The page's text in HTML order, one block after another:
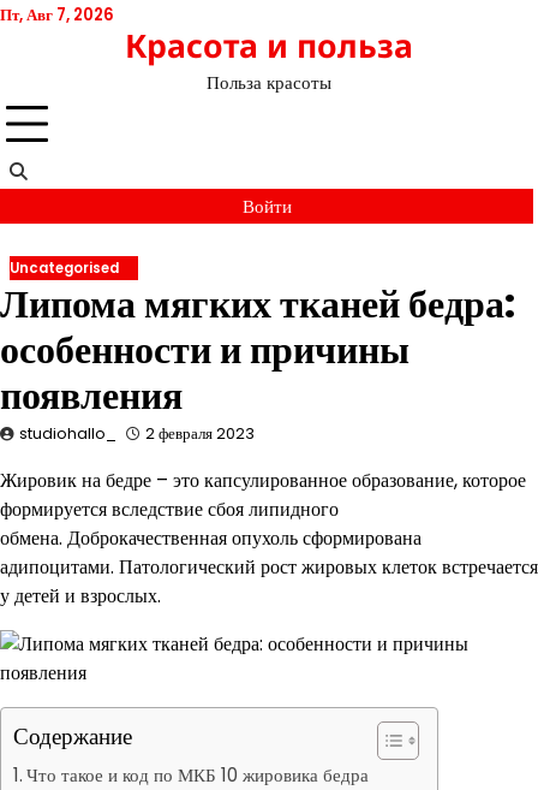
Перейти
Пт, Авг 7, 2026
Красота и польза
Польза красоты
Войти
Uncategorised
Липома мягких тканей бедра:
особенности и причины
появления
studiohallo_ 2 февраля 2023
Жировик на бедре – это капсулированное образование, которое
формируется вследствие сбоя липидного
обмена. Доброкачественная опухоль сформирована
адипоцитами. Патологический рост жировых клеток встречается
у детей и взрослых.
Содержание
Что такое и код по МКБ 10 жировика бедра